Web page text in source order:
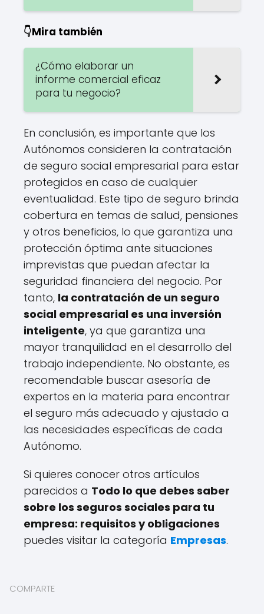
👇Mira también
¿Cómo elaborar un
informe comercial eficaz
para tu negocio?
En conclusión, es importante que los
Autónomos consideren la contratación
de seguro social empresarial para estar
protegidos en caso de cualquier
eventualidad. Este tipo de seguro brinda
cobertura en temas de salud, pensiones
y otros beneficios, lo que garantiza una
protección óptima ante situaciones
imprevistas que puedan afectar la
seguridad financiera del negocio. Por
tanto, la contratación de un seguro
social empresarial es una inversión
inteligente, ya que garantiza una
mayor tranquilidad en el desarrollo del
trabajo independiente. No obstante, es
recomendable buscar asesoría de
expertos en la materia para encontrar
el seguro más adecuado y ajustado a
las necesidades específicas de cada
Autónomo.
Si quieres conocer otros artículos
parecidos a Todo lo que debes saber
sobre los seguros sociales para tu
empresa: requisitos y obligaciones
puedes visitar la categoría Empresas.
COMPARTE